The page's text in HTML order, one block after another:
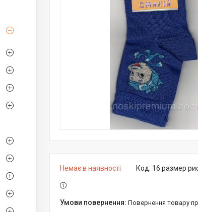
Немає в наявності Код: 16 размер
повернення товару